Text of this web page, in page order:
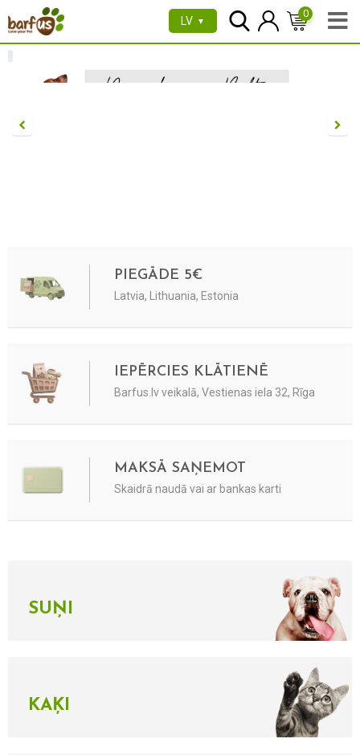
LV ▼
0
PIEGĀDE 5€
Latvia, Lithuania, Estonia
IEPĒRCIES KLĀTIENĒ
Barfus.lv veikalā, Vestienas iela 32, Rīga
MAKSĀ SAŅEMOT
Skaidrā naudā vai ar bankas karti
SUŅI
KAĶI